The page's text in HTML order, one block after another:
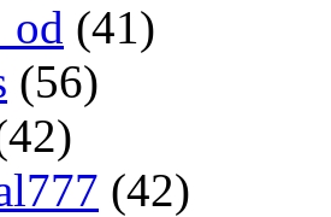
(41)
(56)
(42)